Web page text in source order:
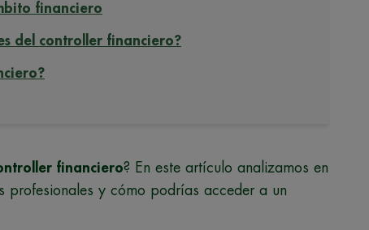
financiero
del controller financiero?
financiero? En este artículo analizamos en
profesionales y cómo podrías acceder a un